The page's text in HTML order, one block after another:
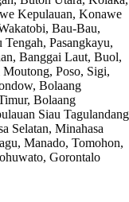
Kepulauan, Konawe
Bau-Bau,
Pasangkayu,
Banggai Laut, Buol,
Poso, Sigi,
Bolaang
Bolaang
Siau Tagulandang
Selatan, Minahasa
Manado, Tomohon,
Gorontalo